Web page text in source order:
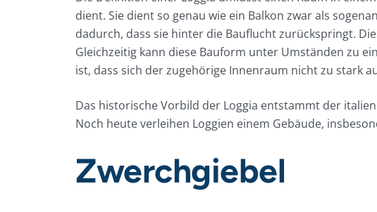
dient. Sie dient so genau wie ein Balkon zwar als
dadurch, dass sie hinter die Bauflucht zurückspringt.
Gleichzeitig kann diese Bauform unter Umständen zu
ist, dass sich der zugehörige Innenraum nicht zu stark
Das historische Vorbild der Loggia entstammt der
Noch heute verleihen Loggien einem Gebäude,
Zwerchgiebel